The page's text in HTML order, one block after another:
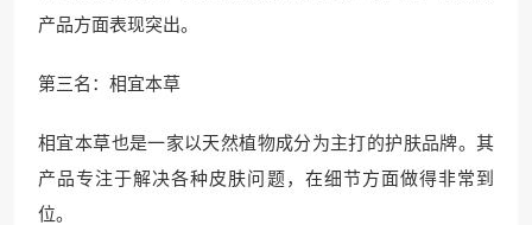
产品方面表现突出。
第三名：相宜本草
相宜本草也是一家以天然植物成分为主打的护肤品牌。其
产品专注于解决各种皮肤问题，在细节方面做得非常到
位。